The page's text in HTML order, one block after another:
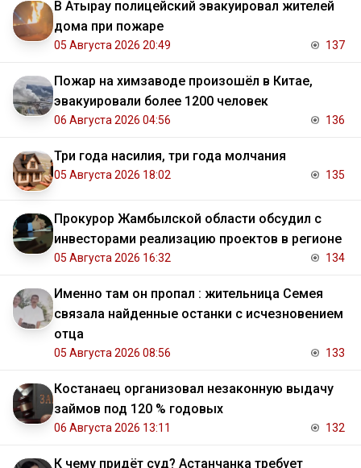
В Атырау полицейский эвакуировал жителей
дома при пожаре
05 Августа 2026 20:49 137
Пожар на химзаводе произошёл в Китае,
эвакуировали более 1200 человек
06 Августа 2026 04:56 136
Три года насилия, три года молчания
05 Августа 2026 18:02 135
Прокурор Жамбылской области обсудил с
инвесторами реализацию проектов в регионе
05 Августа 2026 16:32 134
Именно там он пропал : жительница Семея
связала найденные останки с исчезновением
отца
05 Августа 2026 08:56 133
Костанаец организовал незаконную выдачу
займов под 120 % годовых
06 Августа 2026 13:11 132
К чему придёт суд? Астанчанка требует